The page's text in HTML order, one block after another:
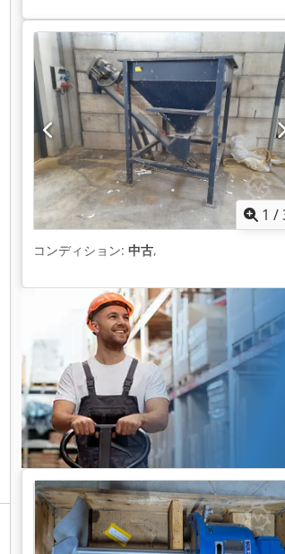
1 /
コンディション: 中古,